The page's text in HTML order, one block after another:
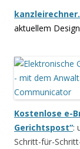
aktuellem
Kostenlose e-
Gerichtspost“:
Schritt-für-